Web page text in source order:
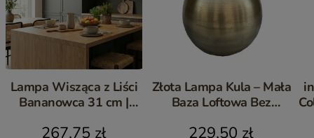
Lampa Wisząca z Liści
Bananowca 31 cm |
267,75 zł
Złota Lampa Kula – Mała
Baza Loftowa Bez
229,50 zł